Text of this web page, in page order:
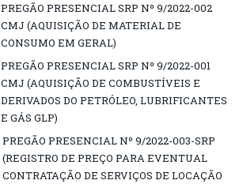
PREGÃO PRESENCIAL SRP Nº 9/2022-002
CMJ (AQUISIÇÃO DE MATERIAL DE
CONSUMO EM GERAL)
PREGÃO PRESENCIAL SRP Nº 9/2022-001
CMJ (AQUISIÇÃO DE COMBUSTÍVEIS E
DERIVADOS DO PETRÓLEO, LUBRIFICANTES
E GÁS GLP)
PREGÃO PRESENCIAL Nº 9/2022-003-SRP
(REGISTRO DE PREÇO PARA EVENTUAL
CONTRATAÇÃO DE SERVIÇOS DE LOCAÇÃO